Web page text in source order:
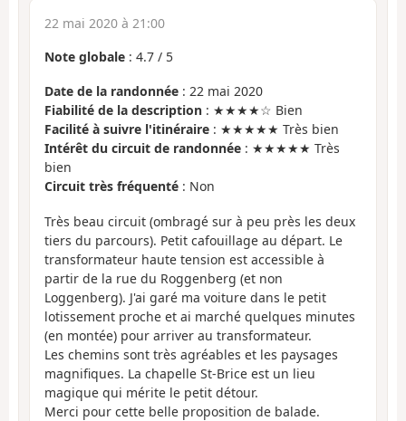
22 mai 2020 à 21:00
Note globale : 4.7 / 5
Date de la randonnée : 22 mai 2020
Fiabilité de la description : ★★★★☆ Bien
Facilité à suivre l'itinéraire : ★★★★★ Très bien
Intérêt du circuit de randonnée : ★★★★★ Très
bien
Circuit très fréquenté : Non
Très beau circuit (ombragé sur à peu près les deux
tiers du parcours). Petit cafouillage au départ. Le
transformateur haute tension est accessible à
partir de la rue du Roggenberg (et non
Loggenberg). J'ai garé ma voiture dans le petit
lotissement proche et ai marché quelques minutes
(en montée) pour arriver au transformateur.
Les chemins sont très agréables et les paysages
magnifiques. La chapelle St-Brice est un lieu
magique qui mérite le petit détour.
Merci pour cette belle proposition de balade.